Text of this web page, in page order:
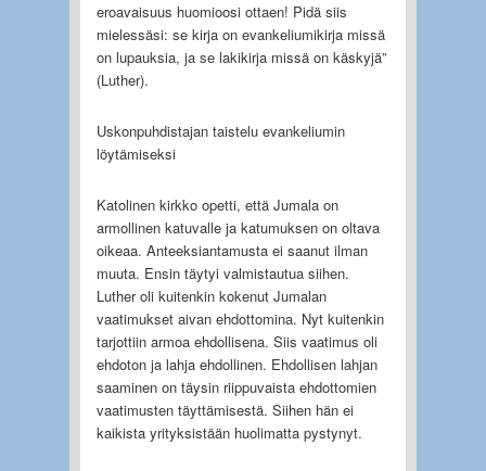
eroavaisuus huomioosi ottaen! Pidä siis
mielessäsi: se kirja on evankeliumikirja missä
on lupauksia, ja se lakikirja missä on käskyjä”
(Luther).
Uskonpuhdistajan taistelu evankeliumin
löytämiseksi
Katolinen kirkko opetti, että Jumala on
armollinen katuvalle ja katumuksen on oltava
oikeaa. Anteeksiantamusta ei saanut ilman
muuta. Ensin täytyi valmistautua siihen.
Luther oli kuitenkin kokenut Jumalan
vaatimukset aivan ehdottomina. Nyt kuitenkin
tarjottiin armoa ehdollisena. Siis vaatimus oli
ehdoton ja lahja ehdollinen. Ehdollisen lahjan
saaminen on täysin riippuvaista ehdottomien
vaatimusten täyttämisestä. Siihen hän ei
kaikista yrityksistään huolimatta pystynyt.